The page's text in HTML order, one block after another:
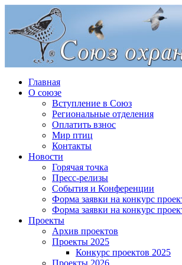
Главная
О союзе
Вступление в Союз
Региональные отделения
Оплатить взнос
Мир птиц
Контакты
Новости
Горячая точка
Пресс-релизы
События и Конференции
Форма заявки на конкурс
Форма заявки на конкурс
Проекты
Архив проектов
Проекты 2025
Конкурс проектов 2025
Проекты 2026